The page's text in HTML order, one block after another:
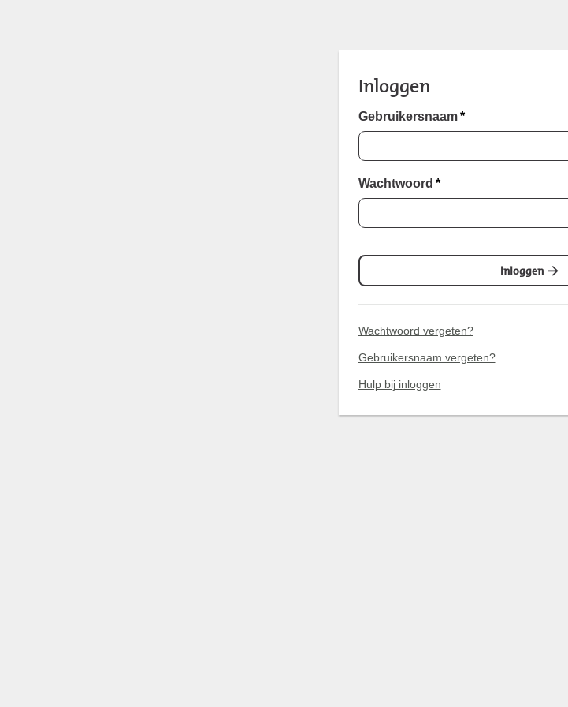
Inloggen
Gebruikersnaam *
Wachtwoord *
Inloggen
Wachtwoord vergeten?
Gebruikersnaam vergeten?
Hulp bij inloggen